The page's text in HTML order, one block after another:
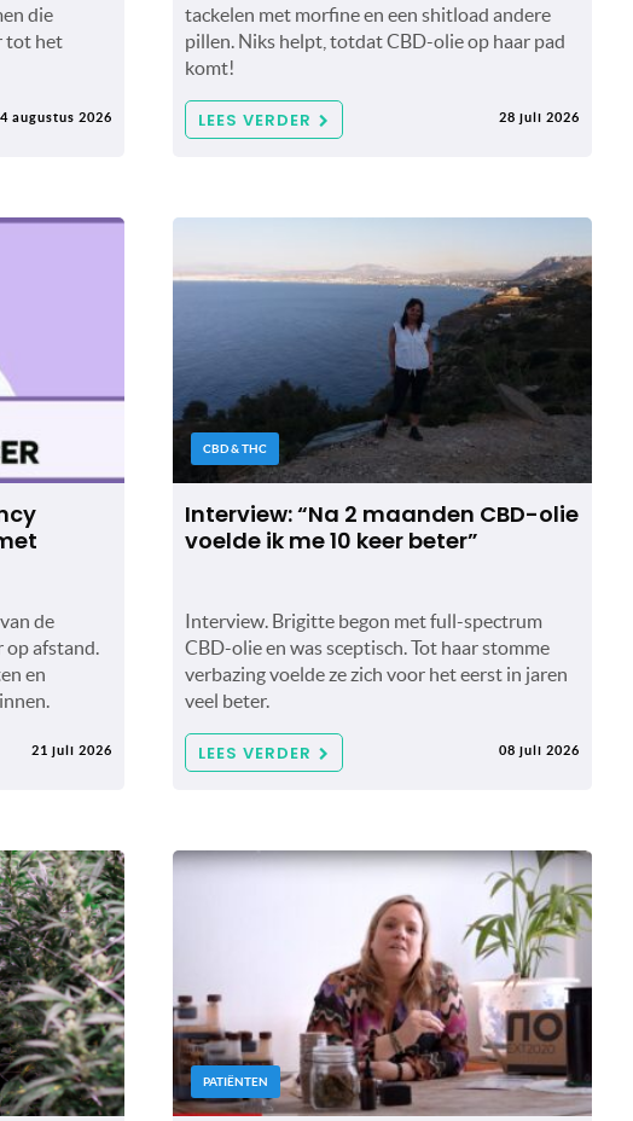
die
tot het
augustus 2026
tackelen met morfine en een shitload andere
pillen. Niks helpt, totdat CBD-olie op haar pad
komt!
LEES VERDER 28 juli 2026
de
op afstand.
en
21 juli 2026
CBD & THC
Interview: “Na 2 maanden CBD-olie
voelde ik me 10 keer beter”
Interview. Brigitte begon met full-spectrum
CBD-olie en was sceptisch. Tot haar stomme
verbazing voelde ze zich voor het eerst in jaren
veel beter.
LEES VERDER 08 juli 2026
PATIËNTEN